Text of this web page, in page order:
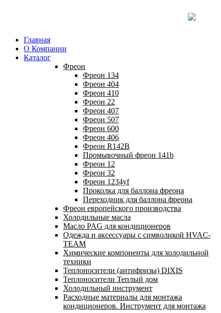
Главная
О Компании
Каталог
Фреон
Фреон 134
Фреон 404
Фреон 410
Фреон 22
Фреон 407
Фреон 507
Фреон 600
Фреон 406
Фреон R142B
Промывочный фреон 141b
Фреон 12
Фреон 32
Фреон 1234yf
Проколка для баллона фреона
Переходник для баллона фреона
Фреон европейского производства
Холодильные масла
Масло PAG для кондиционеров
Одежда и аксессуары с символикой HVAC-
TEAM
Химические компоненты для холодильной
техники
Теплоносители (антифризы) DIXIS
Теплоносители Теплый дом
Холодильный инструмент
Расходные материалы для монтажа
кондиционеров. Инструмент для монтажа